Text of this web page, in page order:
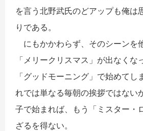
を言う北野武氏のどアップも俺は
りである。
にもかかわらず、そのシーンを
「メリークリスマス」が出なくな
「グッドモーニング」で始めてし
れでは単なる毎朝の挨拶ではない
子で始まれば、もう「ミスター・
ざるを得ない。